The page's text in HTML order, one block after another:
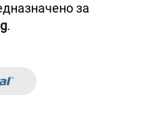
за
.